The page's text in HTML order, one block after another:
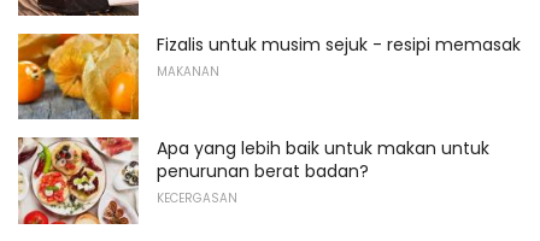
Fizalis untuk musim sejuk - resipi memasak
MAKANAN
Apa yang lebih baik untuk makan untuk
penurunan berat badan?
KECERGASAN